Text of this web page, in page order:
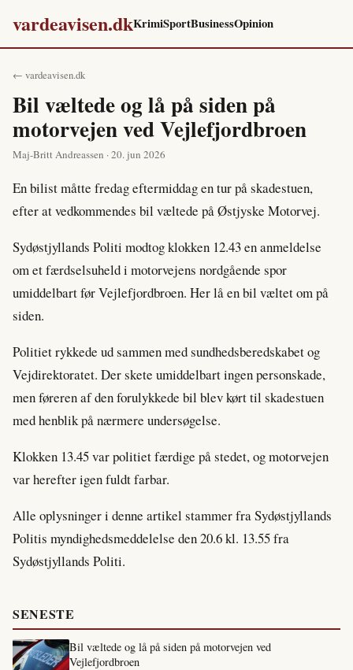
vardeavisen.dkKrimiSportBusinessOpinion
← vardeavisen.dk
Bil væltede og lå på siden på
motorvejen ved Vejlefjordbroen
Maj-Britt Andreassen · 20. jun 2026
En bilist måtte fredag eftermiddag en tur på skadestuen,
efter at vedkommendes bil væltede på Østjyske Motorvej.
Sydøstjyllands Politi modtog klokken 12.43 en anmeldelse
om et færdselsuheld i motorvejens nordgående spor
umiddelbart før Vejlefjordbroen. Her lå en bil væltet om på
siden.
Politiet rykkede ud sammen med sundhedsberedskabet og
Vejdirektoratet. Der skete umiddelbart ingen personskade,
men føreren af den forulykkede bil blev kørt til skadestuen
med henblik på nærmere undersøgelse.
Klokken 13.45 var politiet færdige på stedet, og motorvejen
var herefter igen fuldt farbar.
Alle oplysninger i denne artikel stammer fra Sydøstjyllands
Politis myndighedsmeddelelse den 20.6 kl. 13.55 fra
Sydøstjyllands Politi.
SENESTE
Bil væltede og lå på siden på motorvejen ved
Vejlefjordbroen